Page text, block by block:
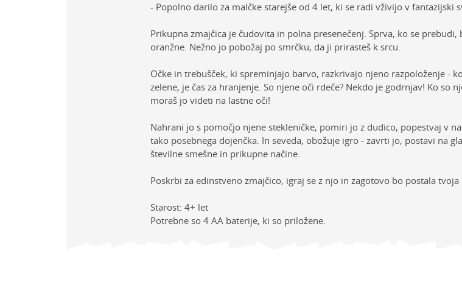
- Popolno darilo za malčke starejše od 4 let, ki se radi vživijo v fantazijski
Prikupna zmajčica je čudovita in polna presenečenj. Sprva, ko se
oranžne. Nežno jo pobožaj po smrčku, da ji prirasteš k srcu.
Očke in trebušček, ki spreminjajo barvo, razkrivajo njeno razpoloženje -
zelene, je čas za hranjenje. So njene oči rdeče? Nekdo je godrnjav! Ko so
moraš jo videti na lastne oči!
Nahrani jo s pomočjo njene stekleničke, pomiri jo z dudico, popestvaj v
tako posebnega dojenčka. In seveda, obožuje igro - zavrti jo, postavi na
številne smešne in prikupne načine.
Poskrbi za edinstveno zmajčico, igraj se z njo in zagotovo bo postala
Starost: 4+ let
Potrebne so 4 AA baterije, ki so priložene.